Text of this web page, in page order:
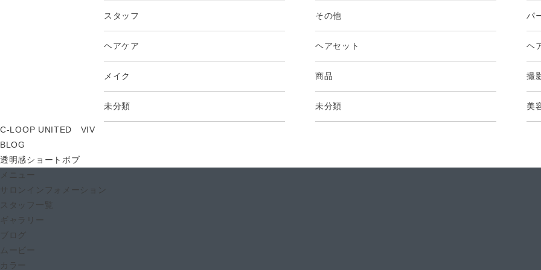
スタッフ その他 パ
ヘアケア ヘアセット ヘ
メイク 商品 撮
未分類 未分類 美
C-LOOP UNITED VIV
BLOG
透明感ショートボブ
メニュー
サロンインフォメーション
スタッフ一覧
ギャラリー
ブログ
ムービー
カラー